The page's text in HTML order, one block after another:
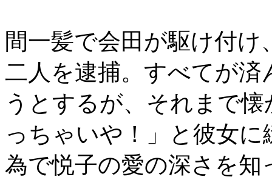
間一髪で会田が駆け付
二人を逮捕。すべてが
うとするが、それまで
っちゃいや！」と彼女
為で悦子の愛の深さを